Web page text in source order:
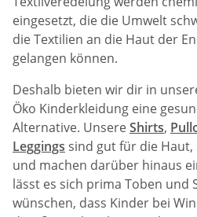
eingesetzt, die die Umwelt
die Textilien an die Haut der
gelangen können.
Deshalb bieten wir dir in
Öko Kinderkleidung eine
Alternative. UnsereShirts,
Leggings sind gut für die
und machen darüber hinaus
lässt es sich prima Toben und
wünschen, dass Kinder bei